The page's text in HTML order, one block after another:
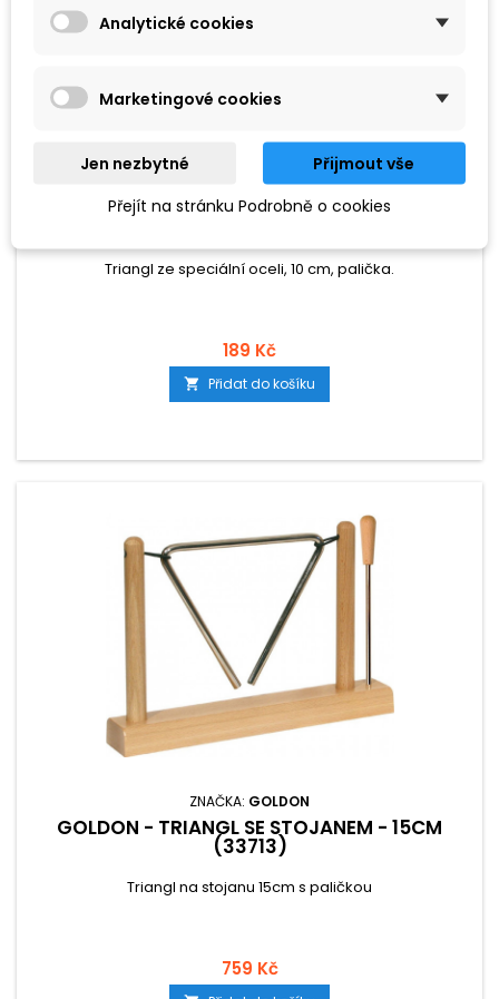
GOLDON
GOLDON TRIANGL 10 CM
Triangl ze speciální oceli, 10 cm, palička.
189 Kč
 Přidat do košíku
ZNAČKA: GOLDON
GOLDON - TRIANGL SE STOJANEM - 15CM
(33713)
Triangl na stojanu 15cm s paličkou
759 Kč
Analytické cookies
Marketingové cookies
Jen nezbytné
Přijmout vše
Přejít na stránku Podrobně o cookies